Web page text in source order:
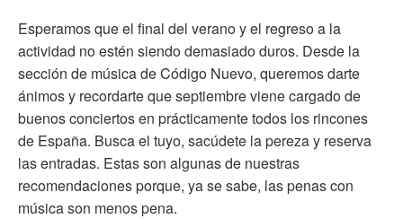
Esperamos que el final del verano y el regreso a la
actividad no estén siendo demasiado duros. Desde la
sección de música de Código Nuevo, queremos darte
ánimos y recordarte que septiembre viene cargado de
buenos conciertos en prácticamente todos los rincones
de España. Busca el tuyo, sacúdete la pereza y reserva
las entradas. Estas son algunas de nuestras
recomendaciones porque, ya se sabe, las penas con
música son menos pena.